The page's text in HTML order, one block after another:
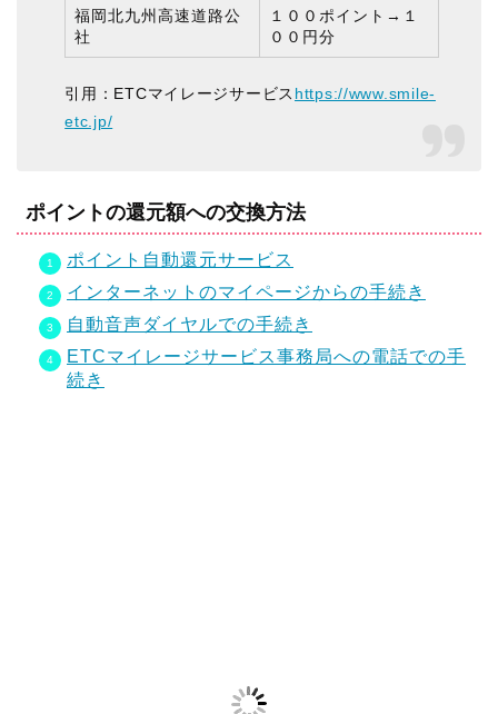
福岡北九州高速道路公
社
１００ポイント→１
００円分
引用：ETCマイレージサービス https://www.smile-
etc.jp/
ポイントの還元額への交換方法
ポイント自動還元サービス
インターネットのマイページからの手続き
自動音声ダイヤルでの手続き
ETCマイレージサービス事務局への電話での手
続き